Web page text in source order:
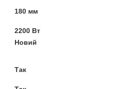
180 мм
2200 Вт
Новий
Так